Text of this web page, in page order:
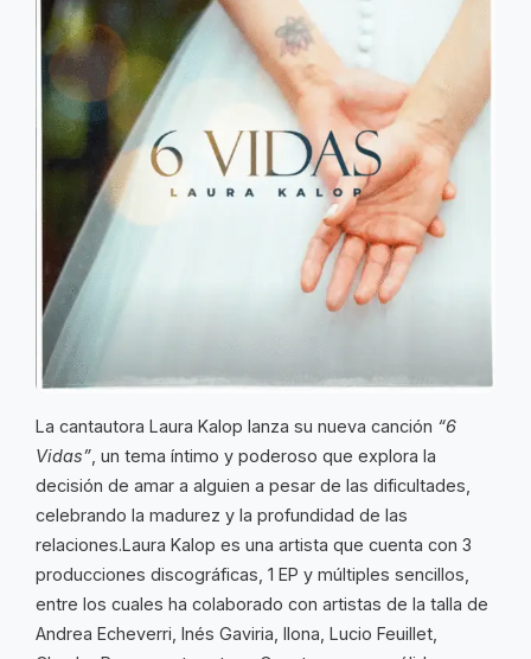
La cantautora Laura Kalop lanza su nueva canción “6
Vidas” , un tema íntimo y poderoso que explora la
decisión de amar a alguien a pesar de las dificultades,
celebrando la madurez y la profundidad de las
relaciones.Laura Kalop es una artista que cuenta con 3
producciones discográficas, 1 EP y múltiples sencillos,
entre los cuales ha colaborado con artistas de la talla de
Andrea Echeverri, Inés Gaviria, Ilona, Lucio Feuillet,